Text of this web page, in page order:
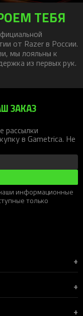
ТЕБЯ
от Razer в России.
мы лояльны к
из первых рук.
ЗАКАЗ
рассылки
в Gametrica. Не
наши информационные
только
+
+
+